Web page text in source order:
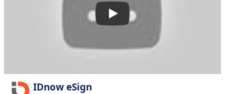
IDnow eSign